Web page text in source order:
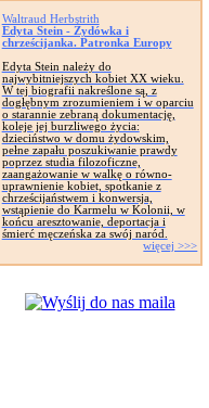
Waltraud Herbstrith
Edyta Stein - Żydówka i
chrześcijanka. Patronka Europy
Edyta Stein należy do
najwybitniejszych kobiet XX wieku.
W tej biografii nakreślone są, z
dogłębnym zrozumieniem i w oparciu
o starannie zebraną dokumentację,
koleje jej burzliwego życia:
dzieciństwo w domu żydowskim,
pełne zapału poszukiwanie prawdy
poprzez studia filozoficzne,
zaangażowanie w walkę o równo-
uprawnienie kobiet, spotkanie z
chrześcijaństwem i konwersja,
wstąpienie do Karmelu w Kolonii, w
końcu aresztowanie, deportacja i
śmierć męczeńska za swój naród.
więcej >>>